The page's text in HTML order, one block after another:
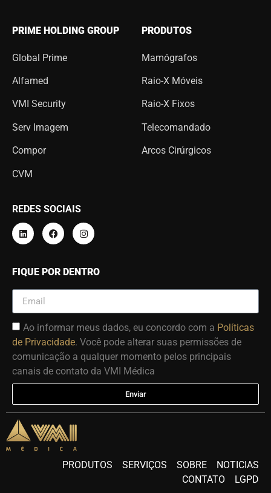
PRIME HOLDING GROUP
Global Prime
Alfamed
VMI Security
Serv Imagem
Compor
CVM
PRODUTOS
Mamógrafos
Raio-X Móveis
Raio-X Fixos
Telecomandado
Arcos Cirúrgicos
REDES SOCIAIS
FIQUE POR DENTRO
Ao informar meus dados, eu concordo com a Políticas
de Privacidade. Você pode alterar suas permissões de
comunicação a qualquer momento pelos principais
canais de contato da VMI Médica
Enviar
PRODUTOS SERVIÇOS SOBRE
NOTICIAS
CONTATO
LGPD